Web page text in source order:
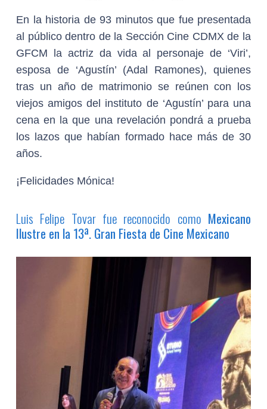
En la historia de 93 minutos que fue presentada
al público dentro de la Sección Cine CDMX de la
GFCM la actriz da vida al personaje de ‘Viri’,
esposa de ‘Agustín’ (Adal Ramones), quienes
tras un año de matrimonio se reúnen con los
viejos amigos del instituto de ‘Agustín’ para una
cena en la que una revelación pondrá a prueba
los lazos que habían formado hace más de 30
años.
¡Felicidades Mónica!
Luis Felipe Tovar fue reconocido como Mexicano
Ilustre en la 13ª. Gran Fiesta de Cine Mexicano